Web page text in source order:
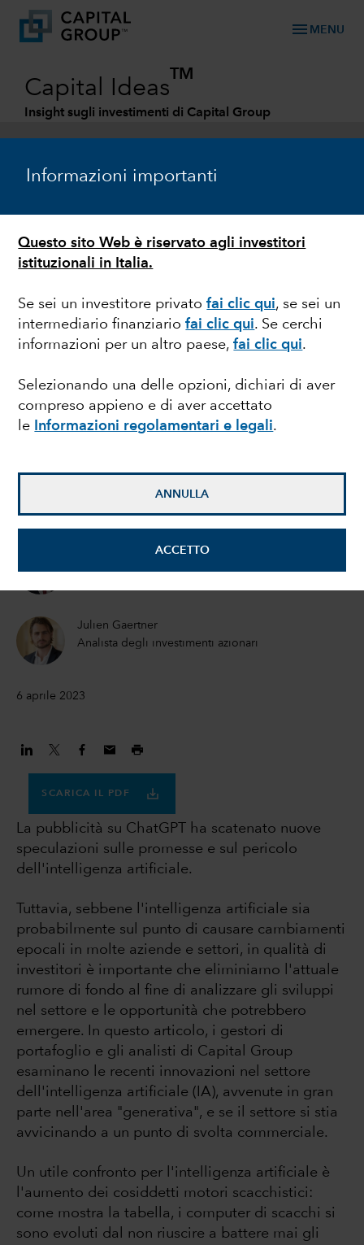
Informazioni importanti
Questo sito Web è riservato agli investitori
istituzionali in Italia.
Se sei un investitore privatofai clic qui, se sei un
intermediario finanziariofai clic qui. Se cerchi
informazioni per un altro paese,fai clic qui.
Selezionando una delle opzioni, dichiari di aver
compreso appieno e di aver accettato
le
Informazioni regolamentari e legali.
ANNULLA
ACCETTO
menu MENU
Capital Ideas
TM
Insight sugli investimenti di Capital Group
INTELLIGENZA ARTIFICIALE
ha raggiunto un punto
di svolta commerciale?
Analista degli investimenti azionari
Julien Gaertner
Analista degli investimenti azionari
6 aprile 2023
SCARICA IL PDF
La pubblicità su ChatGPT ha scatenato nuove
speculazioni sulle promesse e sul pericolo
dell'intelligenza artificiale.
Tuttavia, sebbene l'intelligenza artificiale sia
probabilmente sul punto di causare cambiamenti
epocali in molte aziende e settori, in qualità di
investitori è importante che eliminiamo l'attuale
rumore di fondo al fine di analizzare gli sviluppi
nel settore e le opportunità che potrebbero
emergere. In questo articolo, i gestori di
portafoglio e gli analisti di Capital Group
esaminano le recenti innovazioni nel settore
dell'intelligenza artificiale (IA), avvenute in gran
parte nell'area "generativa", e se il settore si stia
avvicinando a un punto di svolta commerciale.
Un utile confronto per l'intelligenza artificiale è
l'aumento dei cosiddetti motori scacchistici:
come mostra la tabella, i computer di scacchi si
sono evoluti dal non riuscire a battere mai gli